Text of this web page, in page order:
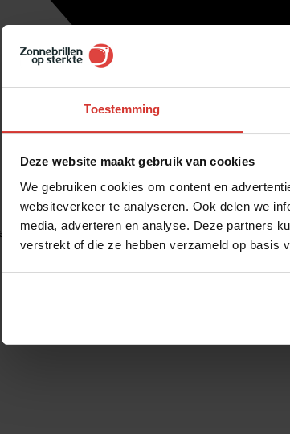
Toestemming
Deze website maakt gebruik van cookies
We gebruiken cookies om content en
websiteverkeer te analyseren. Ook delen we
media, adverteren en analyse. Deze partners
verstrekt of die ze hebben verzameld op basis